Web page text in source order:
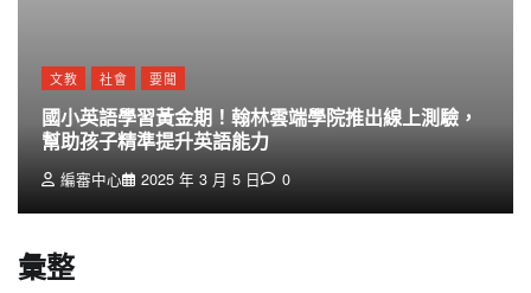
文教 社會 要聞
國小英語學習黃金期！翰林雲端學院推出線上測驗，
幫助孩子精準提升英語能力
編審中心 2025 年 3 月 5 日 0
彙整